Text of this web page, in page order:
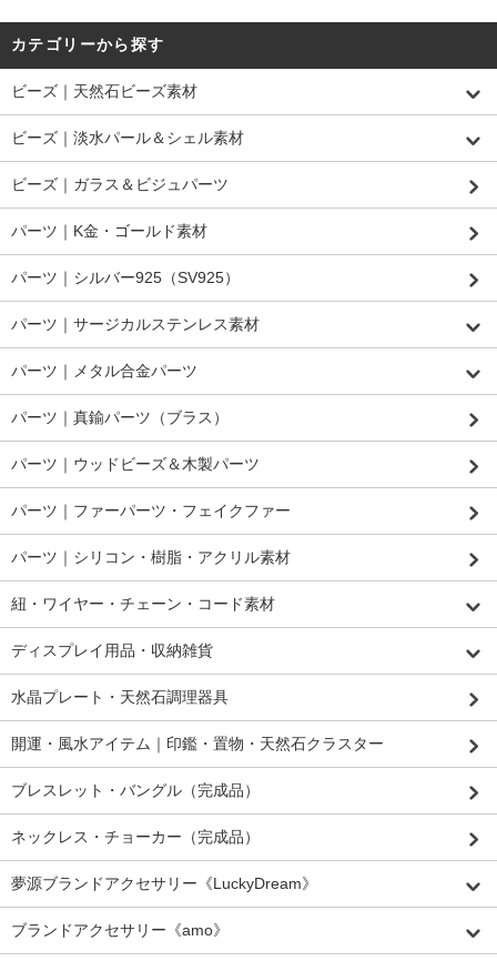
カテゴリーから探す
ビーズ｜天然石ビーズ素材
ビーズ｜淡水パール＆シェル素材
ビーズ｜ガラス＆ビジュパーツ
パーツ｜K金・ゴールド素材
パーツ｜シルバー925（SV925）
パーツ｜サージカルステンレス素材
パーツ｜メタル合金パーツ
パーツ｜真鍮パーツ（ブラス）
パーツ｜ウッドビーズ＆木製パーツ
パーツ｜ファーパーツ・フェイクファー
パーツ｜シリコン・樹脂・アクリル素材
紐・ワイヤー・チェーン・コード素材
ディスプレイ用品・収納雑貨
水晶プレート・天然石調理器具
開運・風水アイテム｜印鑑・置物・天然石クラスター
ブレスレット・バングル（完成品）
ネックレス・チョーカー（完成品）
夢源ブランドアクセサリー《LuckyDream》
ブランドアクセサリー《amo》